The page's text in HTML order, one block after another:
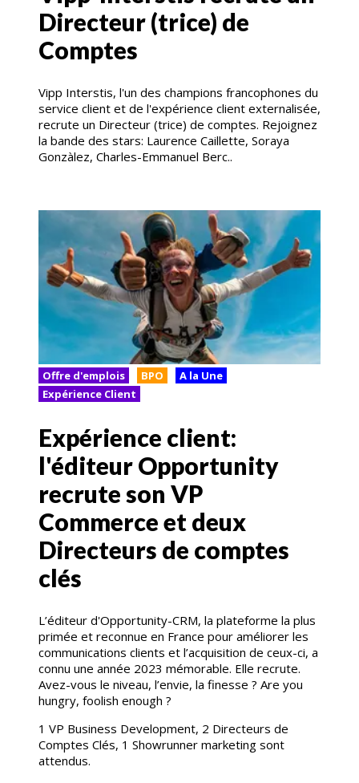
Directeur (trice) de
Comptes
Vipp Interstis, l'un des champions francophones du
service client et de l'expérience client externalisée,
recrute un Directeur (trice) de comptes. Rejoignez
la bande des stars: Laurence Caillette, Soraya
Gonzàlez, Charles-Emmanuel Berc..
Offre d'emplois BPO
A la Une
Expérience Client
Expérience client:
l'éditeur Opportunity
recrute son VP
Commerce et deux
Directeurs de comptes
clés
L’éditeur d'Opportunity-CRM, la plateforme la plus
primée et reconnue en France pour améliorer les
communications clients et l’acquisition de ceux-ci, a
connu une année 2023 mémorable. Elle recrute.
Avez-vous le niveau, l’envie, la finesse ? Are you
hungry, foolish enough ?
1 VP Business Development, 2 Directeurs de
Comptes Clés, 1 Showrunner marketing sont
attendus.